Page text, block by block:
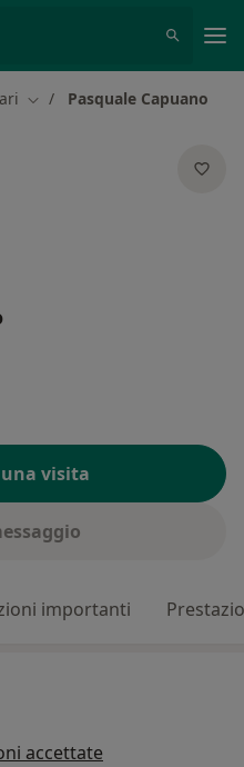
Cambia città
Pasquale Capuano
visita
importanti
accettate